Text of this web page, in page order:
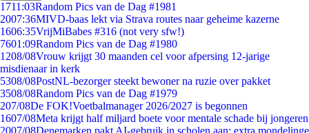
1711:03Random Pics van de Dag #1981
2007:36MIVD-baas lekt via Strava routes naar geheime kazerne
1606:35VrijMiBabes #316 (not very sfw!)
7601:09Random Pics van de Dag #1980
1208/08Vrouw krijgt 30 maanden cel voor afpersing 12-jarige
misdienaar in kerk
5308/08PostNL-bezorger steekt bewoner na ruzie over pakket
3508/08Random Pics van de Dag #1979
207/08De FOK!Voetbalmanager 2026/2027 is begonnen
1607/08Meta krijgt half miljard boete voor mentale schade bij jongeren
2007/08Denemarken pakt AI-gebruik in scholen aan: extra mondelinge